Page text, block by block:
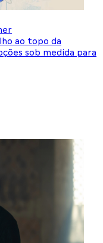
ao topo da
sob medida para